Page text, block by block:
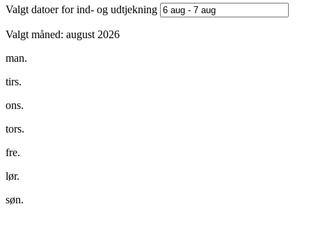
Valgt datoer for ind- og udtjekning
Valgt måned: august 2026
man.
tirs.
ons.
tors.
fre.
lør.
søn.